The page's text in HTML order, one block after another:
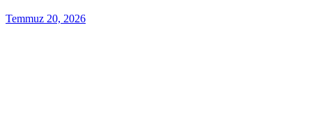
Temmuz 20, 2026